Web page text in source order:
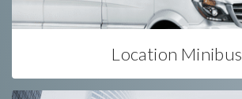
Location Minibus